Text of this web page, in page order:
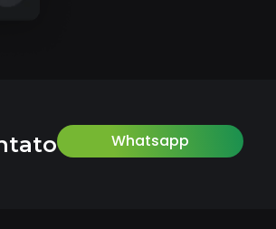
Whatsapp